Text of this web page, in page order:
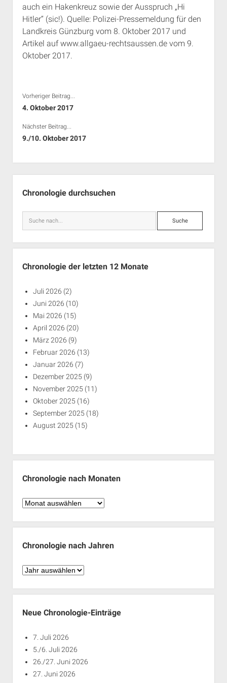
Rechte Termine München
Über a.i.d.a.
RSS-Feeds, Twitter & Facebook
Bibliothek
auch ein Hakenkreuz sowie der Ausspruch „Hi
Hitler“ (sic!). Quelle: Polizei-Pressemeldung für den
Landkreis Günzburg vom 8. Oktober 2017 und
Artikel auf www.allgaeu-rechtsaussen.de vom 9.
Oktober 2017.
Vorheriger Beitrag...
4. Oktober 2017
Nächster Beitrag...
9./10. Oktober 2017
Chronologie durchsuchen
Suche
Chronologie der letzten 12 Monate
Juli 2026 (2)
Juni 2026 (10)
Mai 2026 (15)
April 2026 (20)
März 2026 (9)
Februar 2026 (13)
Januar 2026 (7)
Dezember 2025 (9)
November 2025 (11)
Oktober 2025 (16)
September 2025 (18)
August 2025 (15)
Chronologie nach Monaten
Chronologie
Monaten
Chronologie nach Jahren
Chronologie
Jahren
Neue Chronologie-Einträge
7. Juli 2026
5./6. Juli 2026
26./27. Juni 2026
27. Juni 2026